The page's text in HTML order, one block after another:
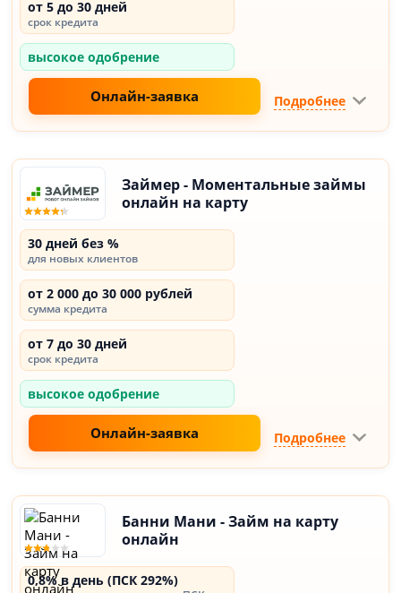
от 5 до 30 дней
срок кредита
высокое одобрение
Онлайн-заявка Подробнее
Займер - Моментальные займы
онлайн на карту
30 дней без %
для новых клиентов
от 2 000 до 30 000 рублей
сумма кредита
от 7 до 30 дней
срок кредита
высокое одобрение
Онлайн-заявка Подробнее
Банни Мани - Займ на карту
онлайн
0,8% в день (ПСК 292%)